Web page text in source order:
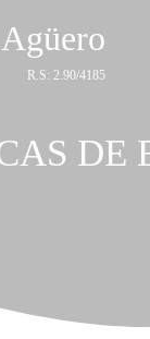
R.S: 2.90/4185
DE